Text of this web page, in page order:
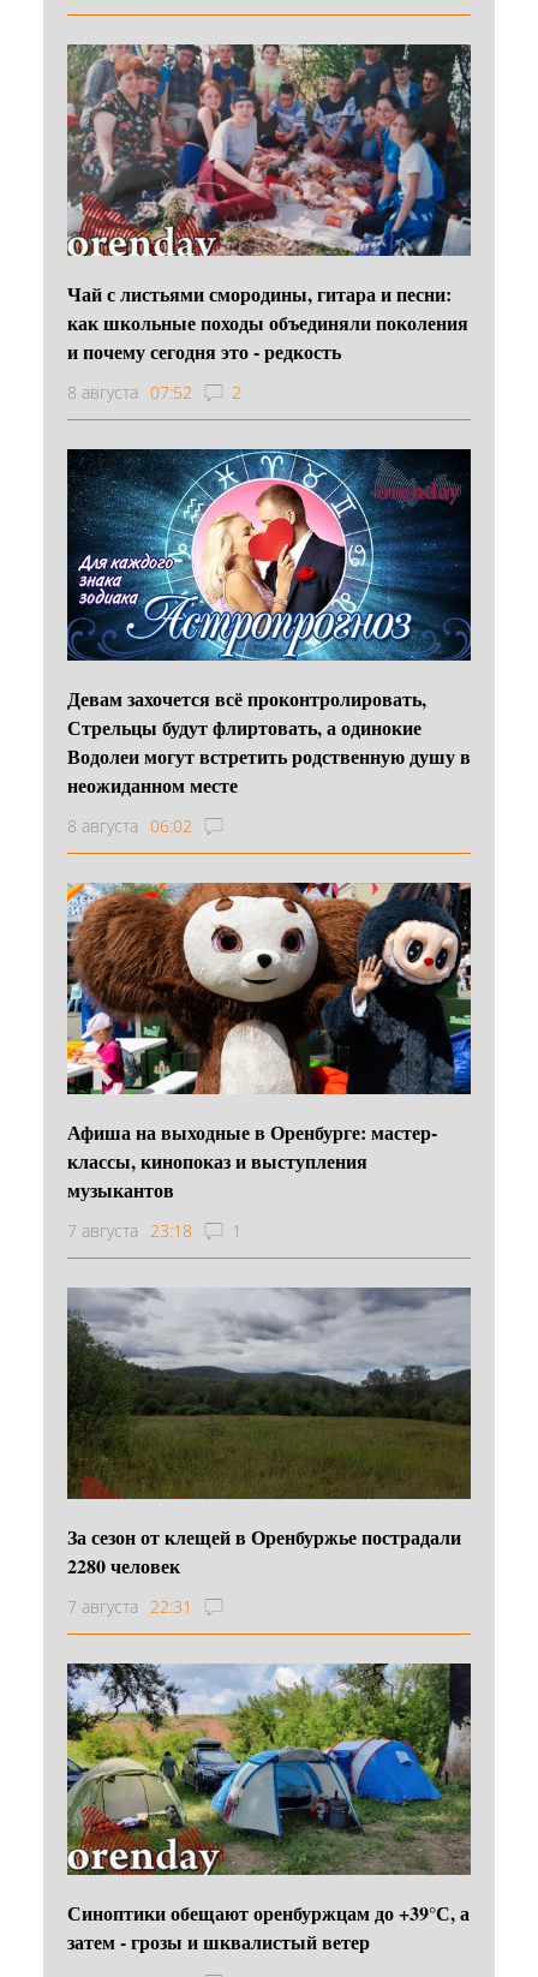
Чай с листьями смородины, гитара и песни:
как школьные походы объединяли поколения
и почему сегодня это - редкость
8 августа 07:52 2
Девам захочется всё проконтролировать,
Стрельцы будут флиртовать, а одинокие
Водолеи могут встретить родственную душу в
неожиданном месте
8 августа 06:02
Афиша на выходные в Оренбурге: мастер-
классы, кинопоказ и выступления
музыкантов
7 августа 23:18 1
За сезон от клещей в Оренбуржье пострадали
2280 человек
7 августа 22:31
Синоптики обещают оренбуржцам до +39°С, а
затем - грозы и шквалистый ветер